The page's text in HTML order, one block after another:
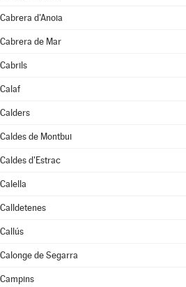
Cabrera d'Anoia
Cabrera de Mar
Cabrils
Calaf
Calders
Caldes de Montbui
Caldes d'Estrac
Calella
Calldetenes
Callús
Calonge de Segarra
Campins